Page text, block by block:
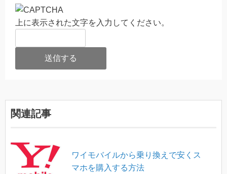
上に表示された文字を入力してください。
関連記事
ワイモバイルから乗り換えで安くス
マホを購入する方法